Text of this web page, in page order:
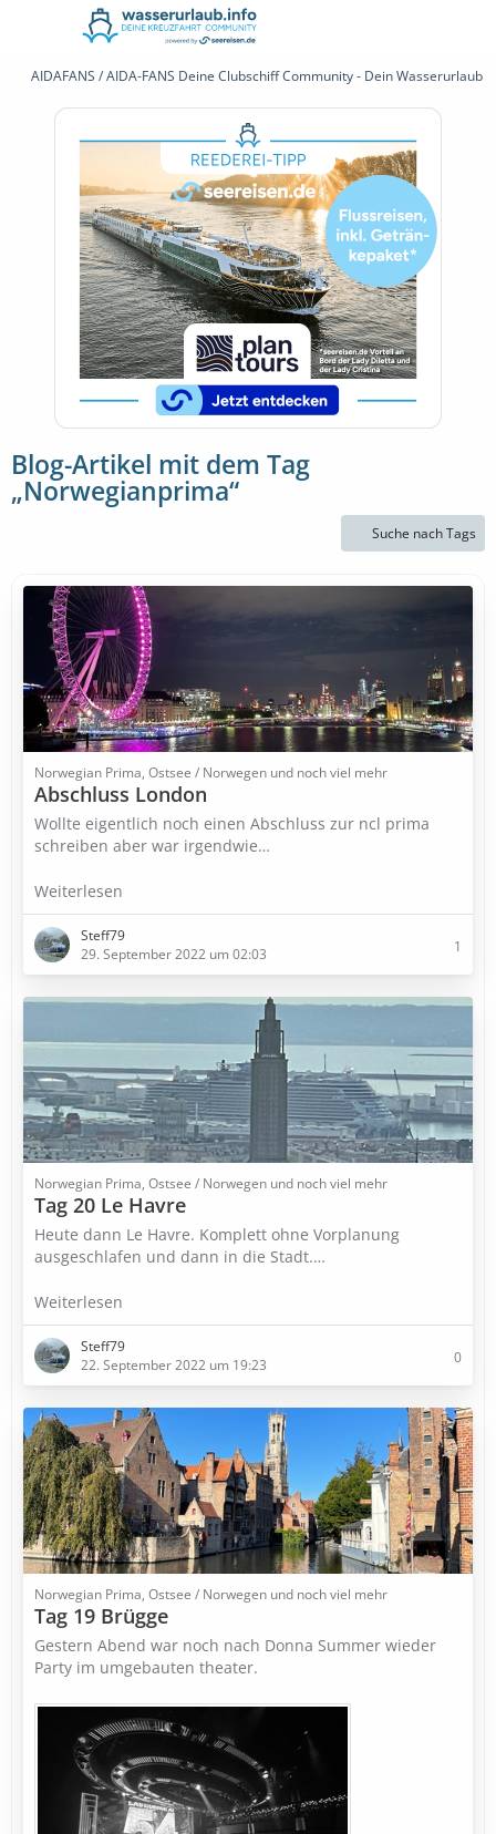
AIDAFANS / AIDA-FANS Deine Clubschiff Community - Dein Wasserurlaub
Blog-Artikel mit dem Tag
„Norwegianprima“
Suche nach Tags
Norwegian Prima, Ostsee / Norwegen und noch viel mehr
Abschluss London
Wollte eigentlich noch einen Abschluss zur ncl prima
schreiben aber war irgendwie…
Weiterlesen
Steff79
29. September 2022 um 02:03
1
Norwegian Prima, Ostsee / Norwegen und noch viel mehr
Tag 20 Le Havre
Heute dann Le Havre. Komplett ohne Vorplanung
ausgeschlafen und dann in die Stadt.…
Weiterlesen
Steff79
22. September 2022 um 19:23
0
Norwegian Prima, Ostsee / Norwegen und noch viel mehr
Tag 19 Brügge
Gestern Abend war noch nach Donna Summer wieder
Party im umgebauten theater.